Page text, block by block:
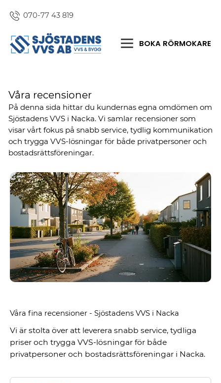
070-77 43 819
BOKA RÖRMOKARE
Våra recensioner
På denna sida hittar du kundernas egna omdömen om
Sjöstadens VVS i Nacka. Vi samlar recensioner som
visar vårt fokus på snabb service, tydlig kommunikation
och trygga VVS-lösningar för både privatpersoner och
bostadsrättsföreningar.
Våra fina recensioner - Sjöstadens VVS i Nacka
Vi är stolta över att leverera snabb service, tydliga
priser och trygga VVS-lösningar för både
privatpersoner och bostadsrättsföreningar i Nacka.